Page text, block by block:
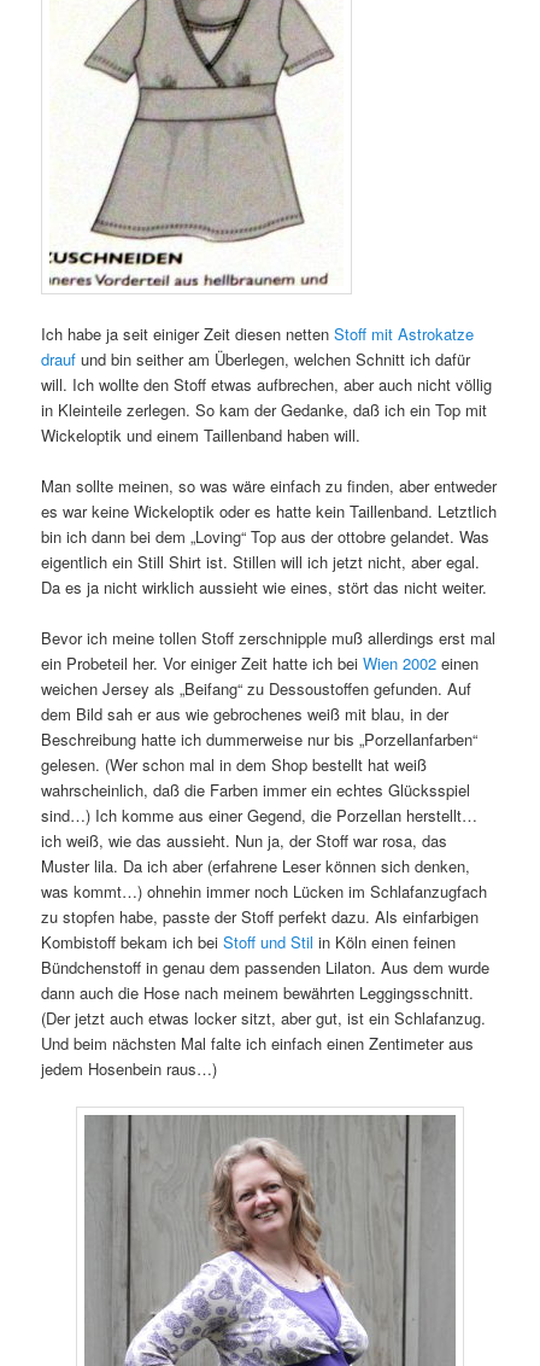
Ich habe ja seit einiger Zeit diesen nettenStoff mit Astrokatze
draufund bin seither am Überlegen, welchen Schnitt ich dafür
will. Ich wollte den Stoff etwas aufbrechen, aber auch nicht völlig
in Kleinteile zerlegen. So kam der Gedanke, daß ich ein Top mit
Wickeloptik und einem Taillenband haben will.
Man sollte meinen, so was wäre einfach zu finden, aber entweder
es war keine Wickeloptik oder es hatte kein Taillenband. Letztlich
bin ich dann bei dem „Loving“ Top aus der ottobre gelandet. Was
eigentlich ein Still Shirt ist. Stillen will ich jetzt nicht, aber egal.
Da es ja nicht wirklich aussieht wie eines, stört das nicht weiter.
Bevor ich meine tollen Stoff zerschnipple muß allerdings erst mal
ein Probeteil her. Vor einiger Zeit hatte ich beiWien 2002 einen
weichen Jersey als „Beifang“ zu Dessoustoffen gefunden. Auf
dem Bild sah er aus wie gebrochenes weiß mit blau, in der
Beschreibung hatte ich dummerweise nur bis „Porzellanfarben“
gelesen. (Wer schon mal in dem Shop bestellt hat weiß
wahrscheinlich, daß die Farben immer ein echtes Glücksspiel
sind…) Ich komme aus einer Gegend, die Porzellan herstellt…
ich weiß, wie das aussieht. Nun ja, der Stoff war rosa, das
Muster lila. Da ich aber (erfahrene Leser können sich denken,
was kommt…) ohnehin immer noch Lücken im Schlafanzugfach
zu stopfen habe, passte der Stoff perfekt dazu. Als einfarbigen
Kombistoff bekam ich beiStoff und Stilin Köln einen feinen
Bündchenstoff in genau dem passenden Lilaton. Aus dem wurde
dann auch die Hose nach meinem bewährten Leggingsschnitt.
(Der jetzt auch etwas locker sitzt, aber gut, ist ein Schlafanzug.
Und beim nächsten Mal falte ich einfach einen Zentimeter aus
jedem Hosenbein raus…)